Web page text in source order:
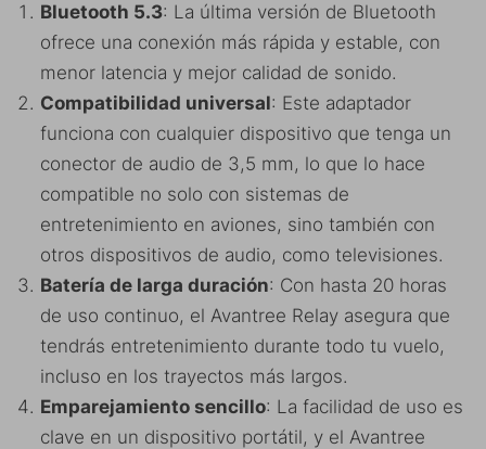
Bluetooth 5.3: La última versión de Bluetooth
ofrece una conexión más rápida y estable, con
menor latencia y mejor calidad de sonido.
Compatibilidad universal: Este adaptador
funciona con cualquier dispositivo que tenga un
conector de audio de 3,5 mm, lo que lo hace
compatible no solo con sistemas de
entretenimiento en aviones, sino también con
otros dispositivos de audio, como televisiones.
Batería de larga duración: Con hasta 20 horas
de uso continuo, el Avantree Relay asegura que
tendrás entretenimiento durante todo tu vuelo,
incluso en los trayectos más largos.
Emparejamiento sencillo: La facilidad de uso es
clave en un dispositivo portátil, y el Avantree